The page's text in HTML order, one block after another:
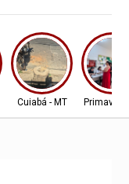
Cuiabá - MT